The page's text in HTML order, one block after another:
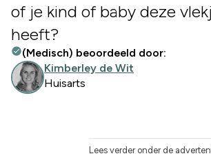
of je kind of baby deze
heeft?
(Medisch) beoordeeld door:
Kimberley de Wit
Huisarts
Lees verder onder de